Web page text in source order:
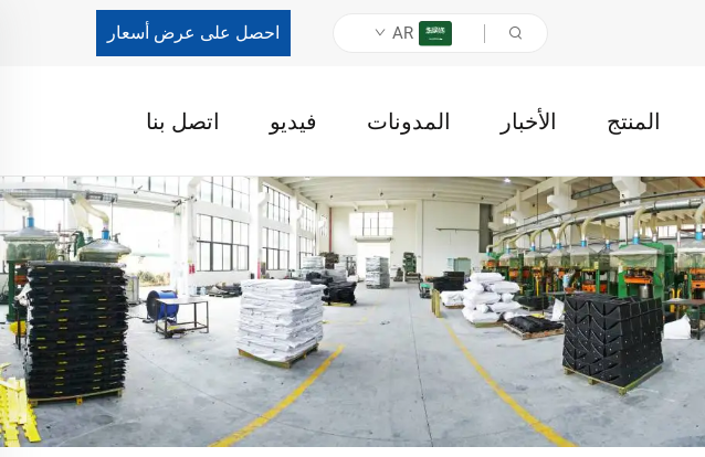
AR احصل على عرض أسعار
المنتج الأخبار المدونات فيديو اتصل بنا